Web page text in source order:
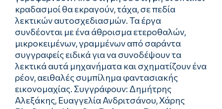
κραδασμοί θα εκραγούν, τάχα, σε πεδία
λεκτικών αυτοσχεδιασμών. Τα έργα
συνδέονται με ένα άθροισμα ετεροθαλών,
μικροκειμένων, γραμμένων από σαράντα
συγγραφείς ειδικά για να συνοδέψουν τα
λεκτικά αυτά μηχανήματα και σχηματίζουν ένα
ρέον, αειθαλές συμπίλημα φαντασιακής
εικονομαχίας. Συγγράφουν: Δημήτρης
Αλεξάκης, Ευαγγελία Ανδριτσάνου, Χάρης